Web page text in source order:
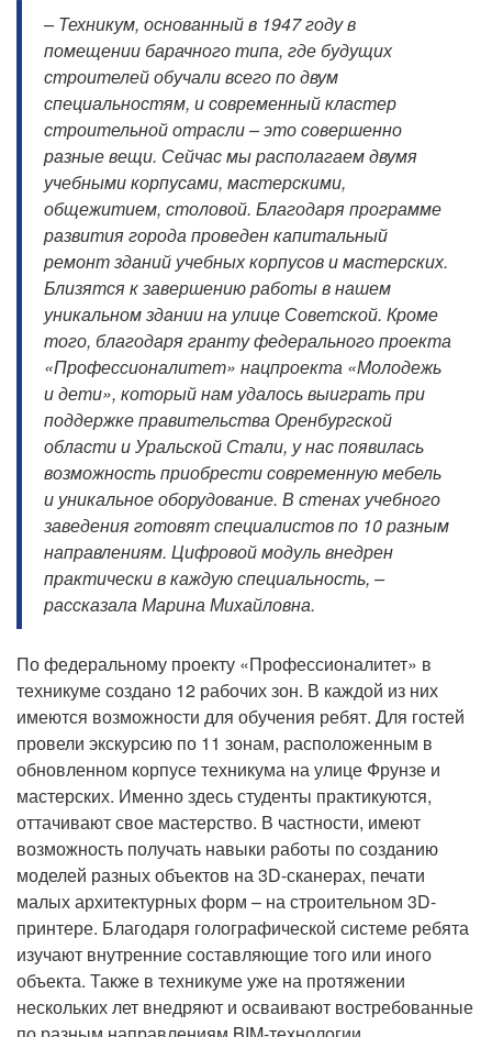
– Техникум, основанный в 1947 году в
помещении барачного типа, где будущих
строителей обучали всего по двум
специальностям, и современный кластер
строительной отрасли – это совершенно
разные вещи. Сейчас мы располагаем двумя
учебными корпусами, мастерскими,
общежитием, столовой. Благодаря программе
развития города проведен капитальный
ремонт зданий учебных корпусов и мастерских.
Близятся к завершению работы в нашем
уникальном здании на улице Советской. Кроме
того, благодаря гранту федерального проекта
«Профессионалитет» нацпроекта «Молодежь
и дети», который нам удалось выиграть при
поддержке правительства Оренбургской
области и Уральской Стали, у нас появилась
возможность приобрести современную мебель
и уникальное оборудование. В стенах учебного
заведения готовят специалистов по 10 разным
направлениям. Цифровой модуль внедрен
практически в каждую специальность, –
рассказала Марина Михайловна.
По федеральному проекту «Профессионалитет» в
техникуме создано 12 рабочих зон. В каждой из них
имеются возможности для обучения ребят. Для гостей
провели экскурсию по 11 зонам, расположенным в
обновленном корпусе техникума на улице Фрунзе и
мастерских. Именно здесь студенты практикуются,
оттачивают свое мастерство. В частности, имеют
возможность получать навыки работы по созданию
моделей разных объектов на 3D-сканерах, печати
малых архитектурных форм – на строительном 3D-
принтере. Благодаря голографической системе ребята
изучают внутренние составляющие того или иного
объекта. Также в техникуме уже на протяжении
нескольких лет внедряют и осваивают востребованные